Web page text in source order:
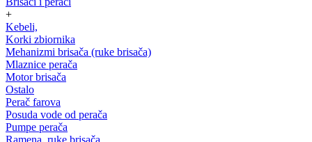
+
Kebeli,
Korki zbiornika
Mehanizmi brisača (ruke brisača)
Mlaznice perača
Motor brisača
Ostalo
Perač farova
Posuda vode od perača
Pumpe perača
Ramena, ruke brisača